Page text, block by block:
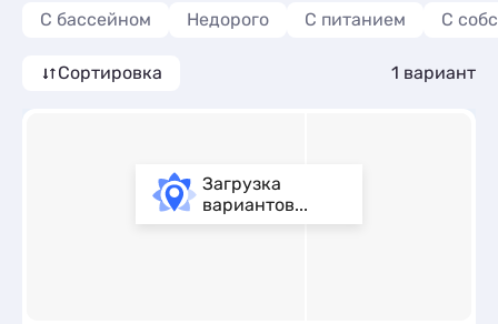
С бассейном Недорого С питанием С
Сортировка 1 вариант
Загрузка
вариантов...